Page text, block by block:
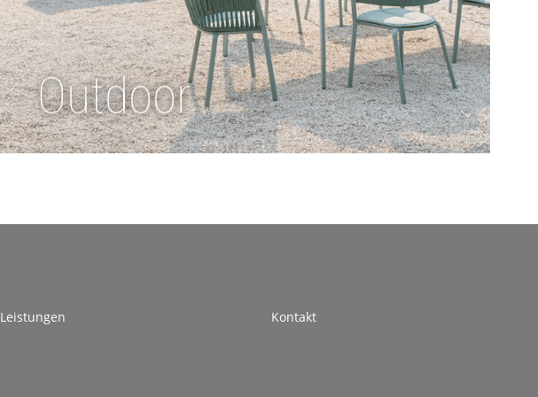
Outdoor
Entdecken
Leistungen Kontakt